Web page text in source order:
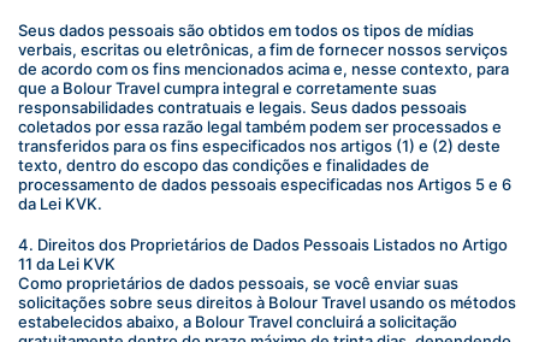
Seus dados pessoais são obtidos em todos os tipos de mídias
verbais, escritas ou eletrônicas, a fim de fornecer nossos serviços
de acordo com os fins mencionados acima e, nesse contexto, para
que a Bolour Travel cumpra integral e corretamente suas
responsabilidades contratuais e legais. Seus dados pessoais
coletados por essa razão legal também podem ser processados e
transferidos para os fins especificados nos artigos (1) e (2) deste
texto, dentro do escopo das condições e finalidades de
processamento de dados pessoais especificadas nos Artigos 5 e 6
da Lei KVK.
4. Direitos dos Proprietários de Dados Pessoais Listados no Artigo
11 da Lei KVK
Como proprietários de dados pessoais, se você enviar suas
solicitações sobre seus direitos à Bolour Travel usando os métodos
estabelecidos abaixo, a Bolour Travel concluirá a solicitação